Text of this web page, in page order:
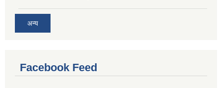
अन्य
Facebook Feed